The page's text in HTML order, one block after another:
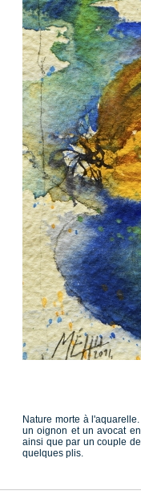
Nature morte à
un oignon et un avocat
ainsi que par un couple
quelques plis.